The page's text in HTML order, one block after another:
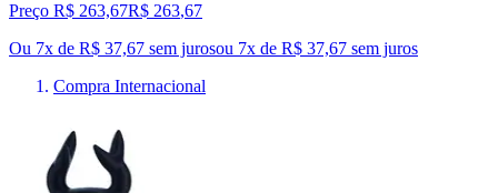
Preço R$ 263,67R$ 263,67
Ou 7x de R$ 37,67 sem jurosou 7x de R$ 37,67 sem juros
Compra Internacional